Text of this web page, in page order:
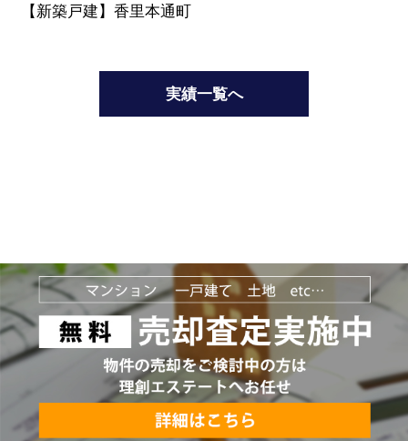
【新築戸建】香里本通町
実績一覧へ